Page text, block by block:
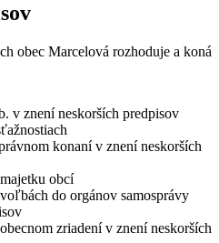
obec Marcelová rozhoduje a koná
v znení neskorších predpisov
konaní v znení neskorších
obcí
do orgánov samosprávy
zriadení v znení neskorších